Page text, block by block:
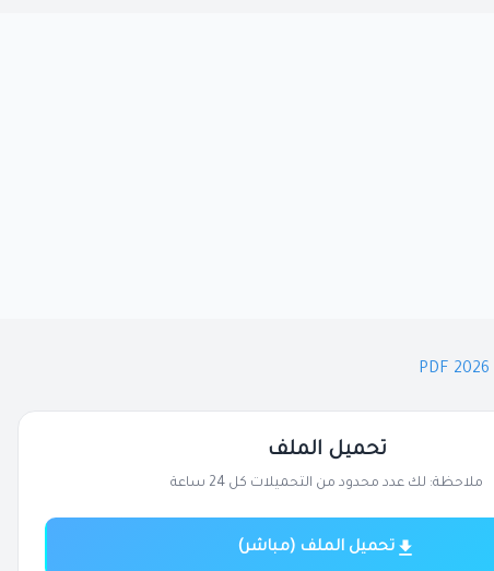
تحميل الملف
ملاحظة: لك عدد محدود من التحميلات كل 24 ساعة
تحميل الملف (مباشر)